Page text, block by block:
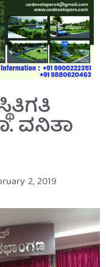
ವನಿತಾ
2, 2019